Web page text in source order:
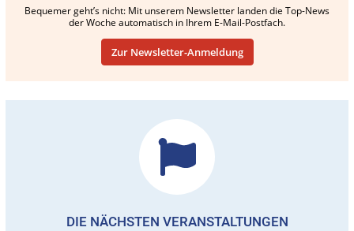
Bequemer geht’s nicht: Mit unserem Newsletter landen die Top-News
der Woche automatisch in Ihrem E-Mail-Postfach.
Zur Newsletter-Anmeldung
DIE NÄCHSTEN VERANSTALTUNGEN